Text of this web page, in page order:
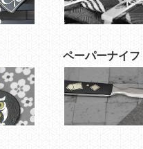
ペーパーナイフ